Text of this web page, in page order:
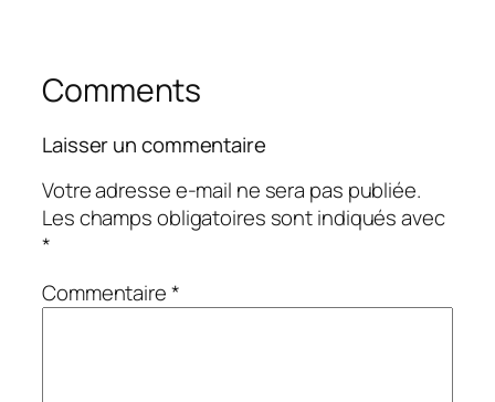
Comments
Laisser un commentaire
Votre adresse e-mail ne sera pas publiée.
Les champs obligatoires sont indiqués avec
*
Commentaire*